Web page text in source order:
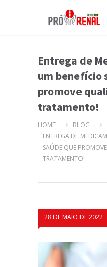
Entrega de
um benefício
promove
tratamento!
HOME
BLOG
ENTREGA DE
SAÚDE QUE
TRATAMENTO!
28 DE MAIO DE 2022